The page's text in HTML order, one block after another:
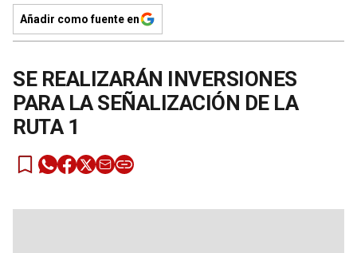
Añadir como fuente en
SE REALIZARÁN INVERSIONES
PARA LA SEÑALIZACIÓN DE LA
RUTA 1